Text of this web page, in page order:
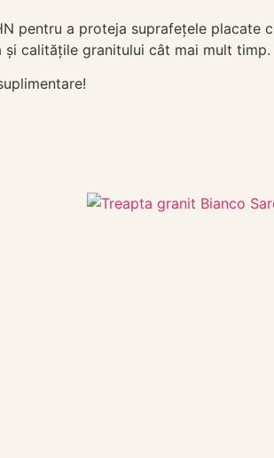
pentru a proteja suprafețele
calitățile granitului cât mai mult timp.